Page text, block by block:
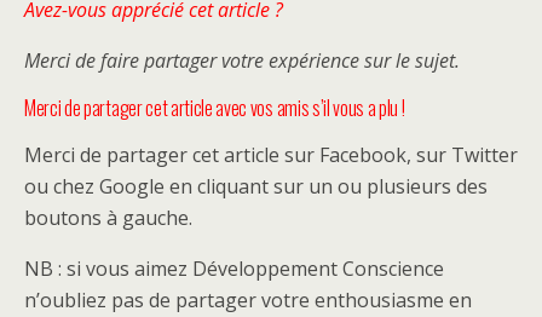
Avez-vous apprécié cet article ?
Merci de faire partager votre expérience sur le sujet.
Merci de partager cet article avec vos amis s’il vous a plu !
Merci de partager cet article sur Facebook, sur Twitter
ou chez Google en cliquant sur un ou plusieurs des
boutons à gauche.
NB : si vous aimez Développement Conscience
n’oubliez pas de partager votre enthousiasme en